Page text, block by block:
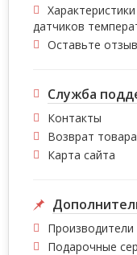
датчиков
Оставьте отзыв
Служба
Контакты
Возврат товара
Карта сайта
Производители
Подарочные